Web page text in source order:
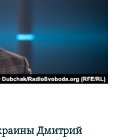
Дмитрий